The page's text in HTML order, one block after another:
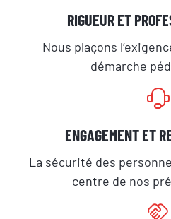
RIGUEUR ET
Nous plaçons
démarche
ENGAGEMENT ET
La sécurité des
centre de nos